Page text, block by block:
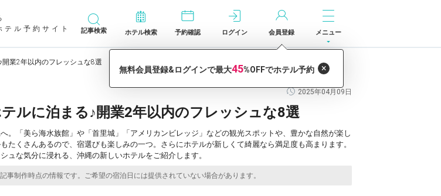
ル予約サイト
記事検索 ホテル検索 予約確認 ログイン 会員登録 メニュー
開業2年以内のフレッシュな8選
2025年04月09日
テルに泊まる♪開業2年以内のフレッシュな8選
。「美ら海水族館」や「首里城」「アメリカンビレッジ」などの観光スポットや、豊かな自然が楽し
たくさんあるので、宿選びも楽しみの一つ。さらにホテルが新しくて綺麗なら満足度も高まります。
ュな気分に浸れる、沖縄の新しいホテルをご紹介します。